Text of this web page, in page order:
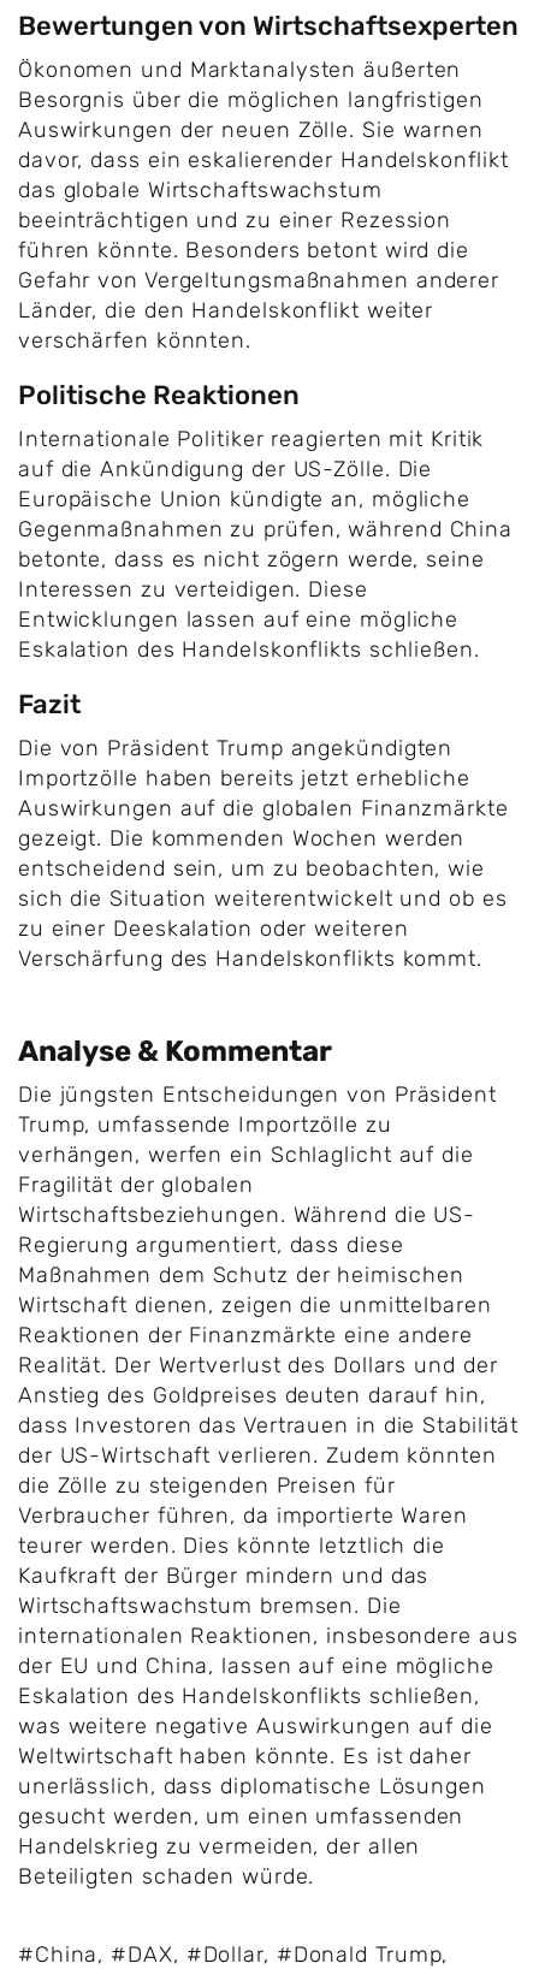
Bewertungen von Wirtschaftsexperten
Ökonomen und Marktanalysten äußerten
Besorgnis über die möglichen langfristigen
Auswirkungen der neuen Zölle. Sie warnen
davor, dass ein eskalierender Handelskonflikt
das globale Wirtschaftswachstum
beeinträchtigen und zu einer Rezession
führen könnte. Besonders betont wird die
Gefahr von Vergeltungsmaßnahmen anderer
Länder, die den Handelskonflikt weiter
verschärfen könnten.
Politische Reaktionen
Internationale Politiker reagierten mit Kritik
auf die Ankündigung der US-Zölle. Die
Europäische Union kündigte an, mögliche
Gegenmaßnahmen zu prüfen, während China
betonte, dass es nicht zögern werde, seine
Interessen zu verteidigen. Diese
Entwicklungen lassen auf eine mögliche
Eskalation des Handelskonflikts schließen.
Fazit
Die von Präsident Trump angekündigten
Importzölle haben bereits jetzt erhebliche
Auswirkungen auf die globalen Finanzmärkte
gezeigt. Die kommenden Wochen werden
entscheidend sein, um zu beobachten, wie
sich die Situation weiterentwickelt und ob es
zu einer Deeskalation oder weiteren
Verschärfung des Handelskonflikts kommt.
Analyse & Kommentar
Die jüngsten Entscheidungen von Präsident
Trump, umfassende Importzölle zu
verhängen, werfen ein Schlaglicht auf die
Fragilität der globalen
Wirtschaftsbeziehungen. Während die US-
Regierung argumentiert, dass diese
Maßnahmen dem Schutz der heimischen
Wirtschaft dienen, zeigen die unmittelbaren
Reaktionen der Finanzmärkte eine andere
Realität. Der Wertverlust des Dollars und der
Anstieg des Goldpreises deuten darauf hin,
dass Investoren das Vertrauen in die Stabilität
der US-Wirtschaft verlieren. Zudem könnten
die Zölle zu steigenden Preisen für
Verbraucher führen, da importierte Waren
teurer werden. Dies könnte letztlich die
Kaufkraft der Bürger mindern und das
Wirtschaftswachstum bremsen. Die
internationalen Reaktionen, insbesondere aus
der EU und China, lassen auf eine mögliche
Eskalation des Handelskonflikts schließen,
was weitere negative Auswirkungen auf die
Weltwirtschaft haben könnte. Es ist daher
unerlässlich, dass diplomatische Lösungen
gesucht werden, um einen umfassenden
Handelskrieg zu vermeiden, der allen
Beteiligten schaden würde.
#China, #DAX, #Dollar, #Donald Trump,